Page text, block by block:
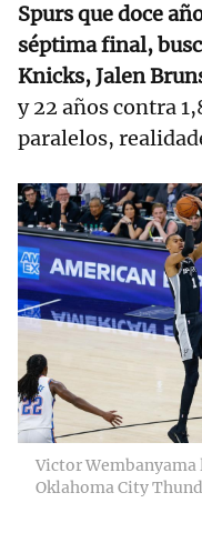
Spurs que doce
séptima final,
Knicks, Jalen
y 22 años contra
paralelos,
Victor Wembanyama
Oklahoma City